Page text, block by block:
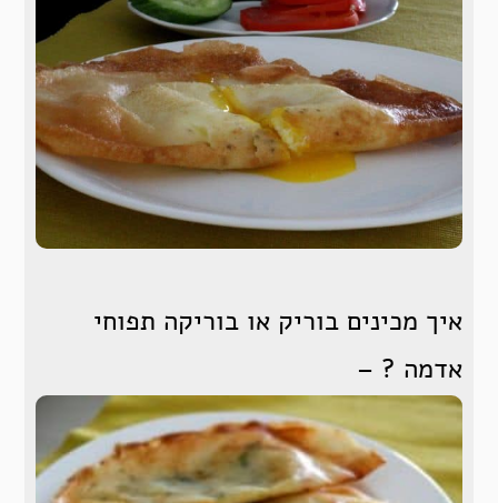
איך מכינים בוריק או בוריקה תפוחי
אדמה ? –